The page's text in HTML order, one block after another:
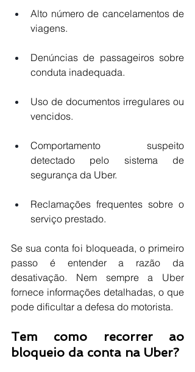
Alto número de cancelamentos de
viagens.
Denúncias de passageiros sobre
conduta inadequada.
Uso de documentos irregulares ou
vencidos.
Comportamento suspeito
detectado pelo sistema de
segurança da Uber.
Reclamações frequentes sobre o
serviço prestado.
Se sua conta foi bloqueada, o primeiro
passo é entender a razão da
desativação. Nem sempre a Uber
fornece informações detalhadas, o que
pode dificultar a defesa do motorista.
Tem como recorrer ao
bloqueio da conta na Uber?